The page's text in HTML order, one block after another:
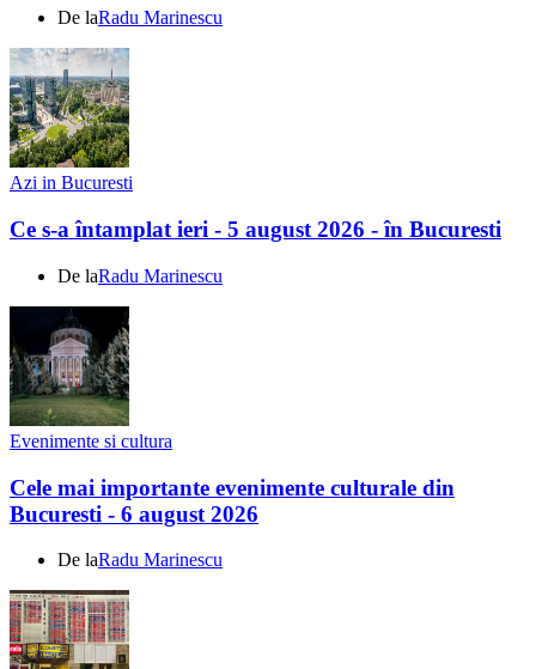
De laRadu Marinescu
Azi in Bucuresti
Ce s-a întamplat ieri - 5 august 2026 - în Bucuresti
De laRadu Marinescu
Evenimente si cultura
Cele mai importante evenimente culturale din
Bucuresti - 6 august 2026
De laRadu Marinescu